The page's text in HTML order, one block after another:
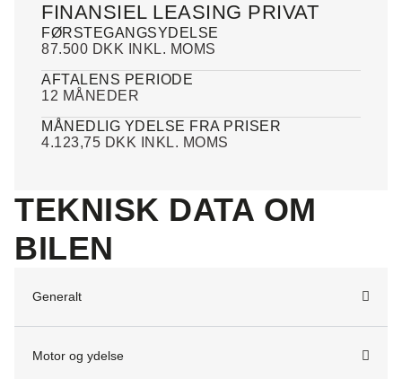
FINANSIEL LEASING PRIVAT
FØRSTEGANGSYDELSE
87.500 DKK INKL. MOMS
AFTALENS PERIODE
12 MÅNEDER
MÅNEDLIG YDELSE FRA PRISER
4.123,75 DKK INKL. MOMS
TEKNISK DATA OM
BILEN
Generalt
Motor og ydelse